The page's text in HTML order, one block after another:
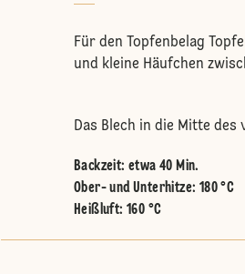
Für den Topfenbelag
und kleine Häufchen
Das Blech in die Mitte des
Backzeit: etwa 40 Min.
Ober- und Unterhitze: 180 °C
Heißluft: 160 °C